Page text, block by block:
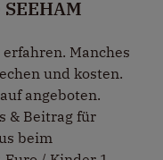
Manches
und kosten.
angeboten.
& Beitrag für
beim